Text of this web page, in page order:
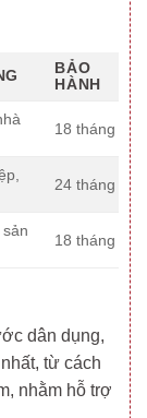
BẢO
HÀNH
18 tháng
24 tháng
18 tháng
dân dụng,
từ cách
nhằm hỗ trợ